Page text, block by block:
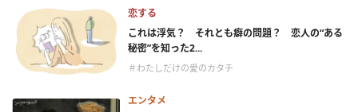
恋する
これは浮気？ それとも癖の問題？ 恋人の“ある
秘密”を知った2...
＃わたしだけの愛のカタチ
エンタメ